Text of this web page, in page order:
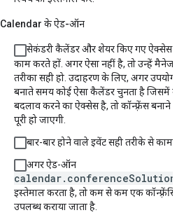
Calendar के ऐड-ऑन
सेकंडरी कैलेंडर और शेयर किए गए ऐक्सेस
काम करते हों. अगर ऐसा नहीं है, तो उन्हें मैनेज
तरीका सही हो. उदाहरण के लिए, अगर
बनाते समय कोई ऐसा कैलेंडर चुनता है जिसमें
बदलाव करने का ऐक्सेस है, तो कॉन्फ़्रेंस बनाने की
पूरी हो जाएगी.
बार-बार होने वाले इवेंट सही तरीके से काम
अगर ऐड-ऑन
calendar.conferenceSolution
इस्तेमाल करता है, तो कम से कम एक कॉन्फ़्रेंसिंग
उपलब्ध कराया जाता है.